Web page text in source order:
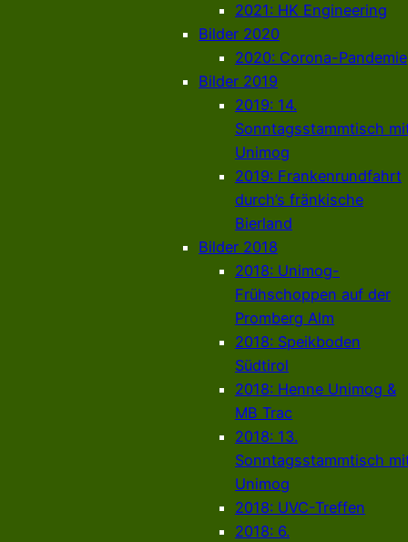
2021: HK Engineering
Bilder 2020
2020: Corona-Pandemie
Bilder 2019
2019: 14.
Sonntagsstammtisch
Unimog
2019: Frankenrundfahrt
durch’s fränkische
Bierland
Bilder 2018
2018: Unimog-
Frühschoppen auf der
Promberg Alm
2018: Speikboden
Südtirol
2018: Henne Unimog &
MB Trac
2018: 13.
Sonntagsstammtisch
Unimog
2018: UVC-Treffen
2018: 6.